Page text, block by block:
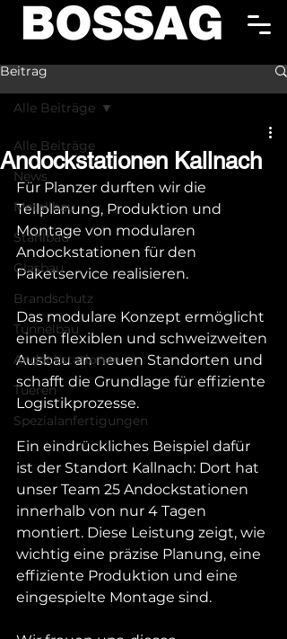
Beitrag
Alle Beiträge
News
Metallbau
Stahlbau
Glasbau
Brandschutz
Tunnelbau
Andockstationen
Tueren
Spezialanfertigungen
Alle Beiträge
Andockstationen Kallnach
Für Planzer durften wir die
Teilplanung, Produktion und
Montage von modularen
Andockstationen für den
Paketservice realisieren.
Das modulare Konzept ermöglicht
einen flexiblen und schweizweiten
Ausbau an neuen Standorten und
schafft die Grundlage für effiziente
Logistikprozesse.
Ein eindrückliches Beispiel dafür
ist der Standort Kallnach: Dort hat
unser Team 25 Andockstationen
innerhalb von nur 4 Tagen
montiert. Diese Leistung zeigt, wie
wichtig eine präzise Planung, eine
effiziente Produktion und eine
eingespielte Montage sind.